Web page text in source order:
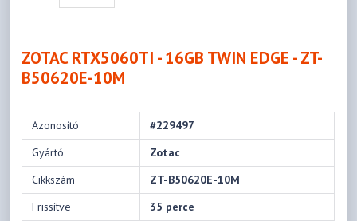
ZOTAC RTX5060TI - 16GB TWIN EDGE - ZT-
B50620E-10M
Azonosító
#229497
Gyártó
Zotac
Cikkszám
ZT-B50620E-10M
Frissítve
35 perce